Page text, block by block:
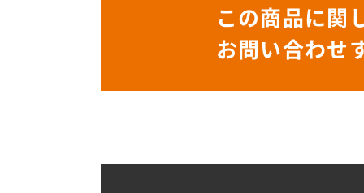
この商品に関
お問い合わせ